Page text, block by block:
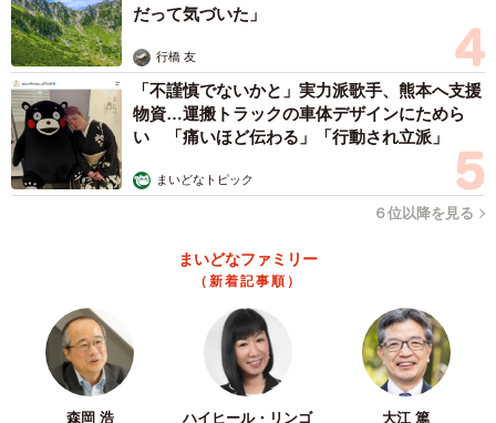
だって気づいた」
行橋 友
「不謹慎でないかと」実力派歌手、熊本へ支援
物資…運搬トラックの車体デザインにためら
い 「痛いほど伝わる」「行動され立派」
まいどなトピック
６位以降を見る
まいどなファミリー
（新着記事順）
森岡 浩 ハイヒール・リンゴ 大江 篤